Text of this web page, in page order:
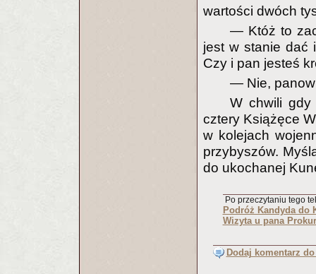
wartości dwóch
— Któż to
jest w stanie dać
Czy i pan jesteś
— Nie,
W chwili gdy
cztery Książęce
w kolejach
przybyszów.
do ukochanej
Po przeczytaniu tego
Podróż Kandyda do
Wizyta u pana
Dodaj komentarz